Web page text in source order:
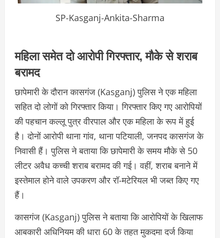
SP-Kasganj-Ankita-Sharma
महिला समेत दो आरोपी गिरफ्तार, मौके से शराब
बरामद
छापेमारी के दौरान कासगंज (Kasganj) पुलिस ने एक महिला
सहित दो लोगों को गिरफ्तार किया। गिरफ्तार किए गए आरोपियों
की पहचान कल्लू पुत्र वीरपाल और एक महिला के रूप में हुई
है। दोनों आरोपी थाना गांव, थाना पटियाली, जनपद कासगंज के
निवासी हैं। पुलिस ने बताया कि छापेमारी के समय मौके से 50
लीटर अवैध कच्ची शराब बरामद की गई। वहीं, शराब बनाने में
इस्तेमाल होने वाले उपकरण और रॉ-मटेरियल भी जब्त किए गए
हैं।
कासगंज (Kasganj) पुलिस ने बताया कि आरोपियों के खिलाफ
आबकारी अधिनियम की धारा 60 के तहत मुकदमा दर्ज किया